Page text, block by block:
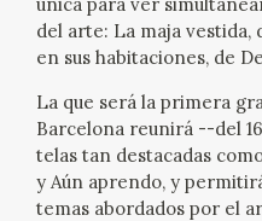
FRANCISCO DE GOYA
BIOGRAFÍA
del arte: La maja vestida,
en sus habitaciones, de
La que será la primera
Barcelona reunirá --del
telas tan destacadas
y Aún aprendo, y
temas abordados por el